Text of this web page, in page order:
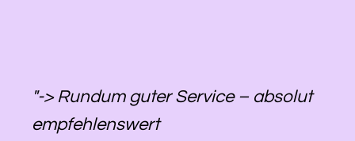
"-> Rundum guter Service – absolut
empfehlenswert